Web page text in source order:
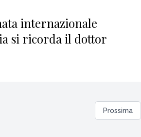
internazionale
si ricorda il dottor
Prossima